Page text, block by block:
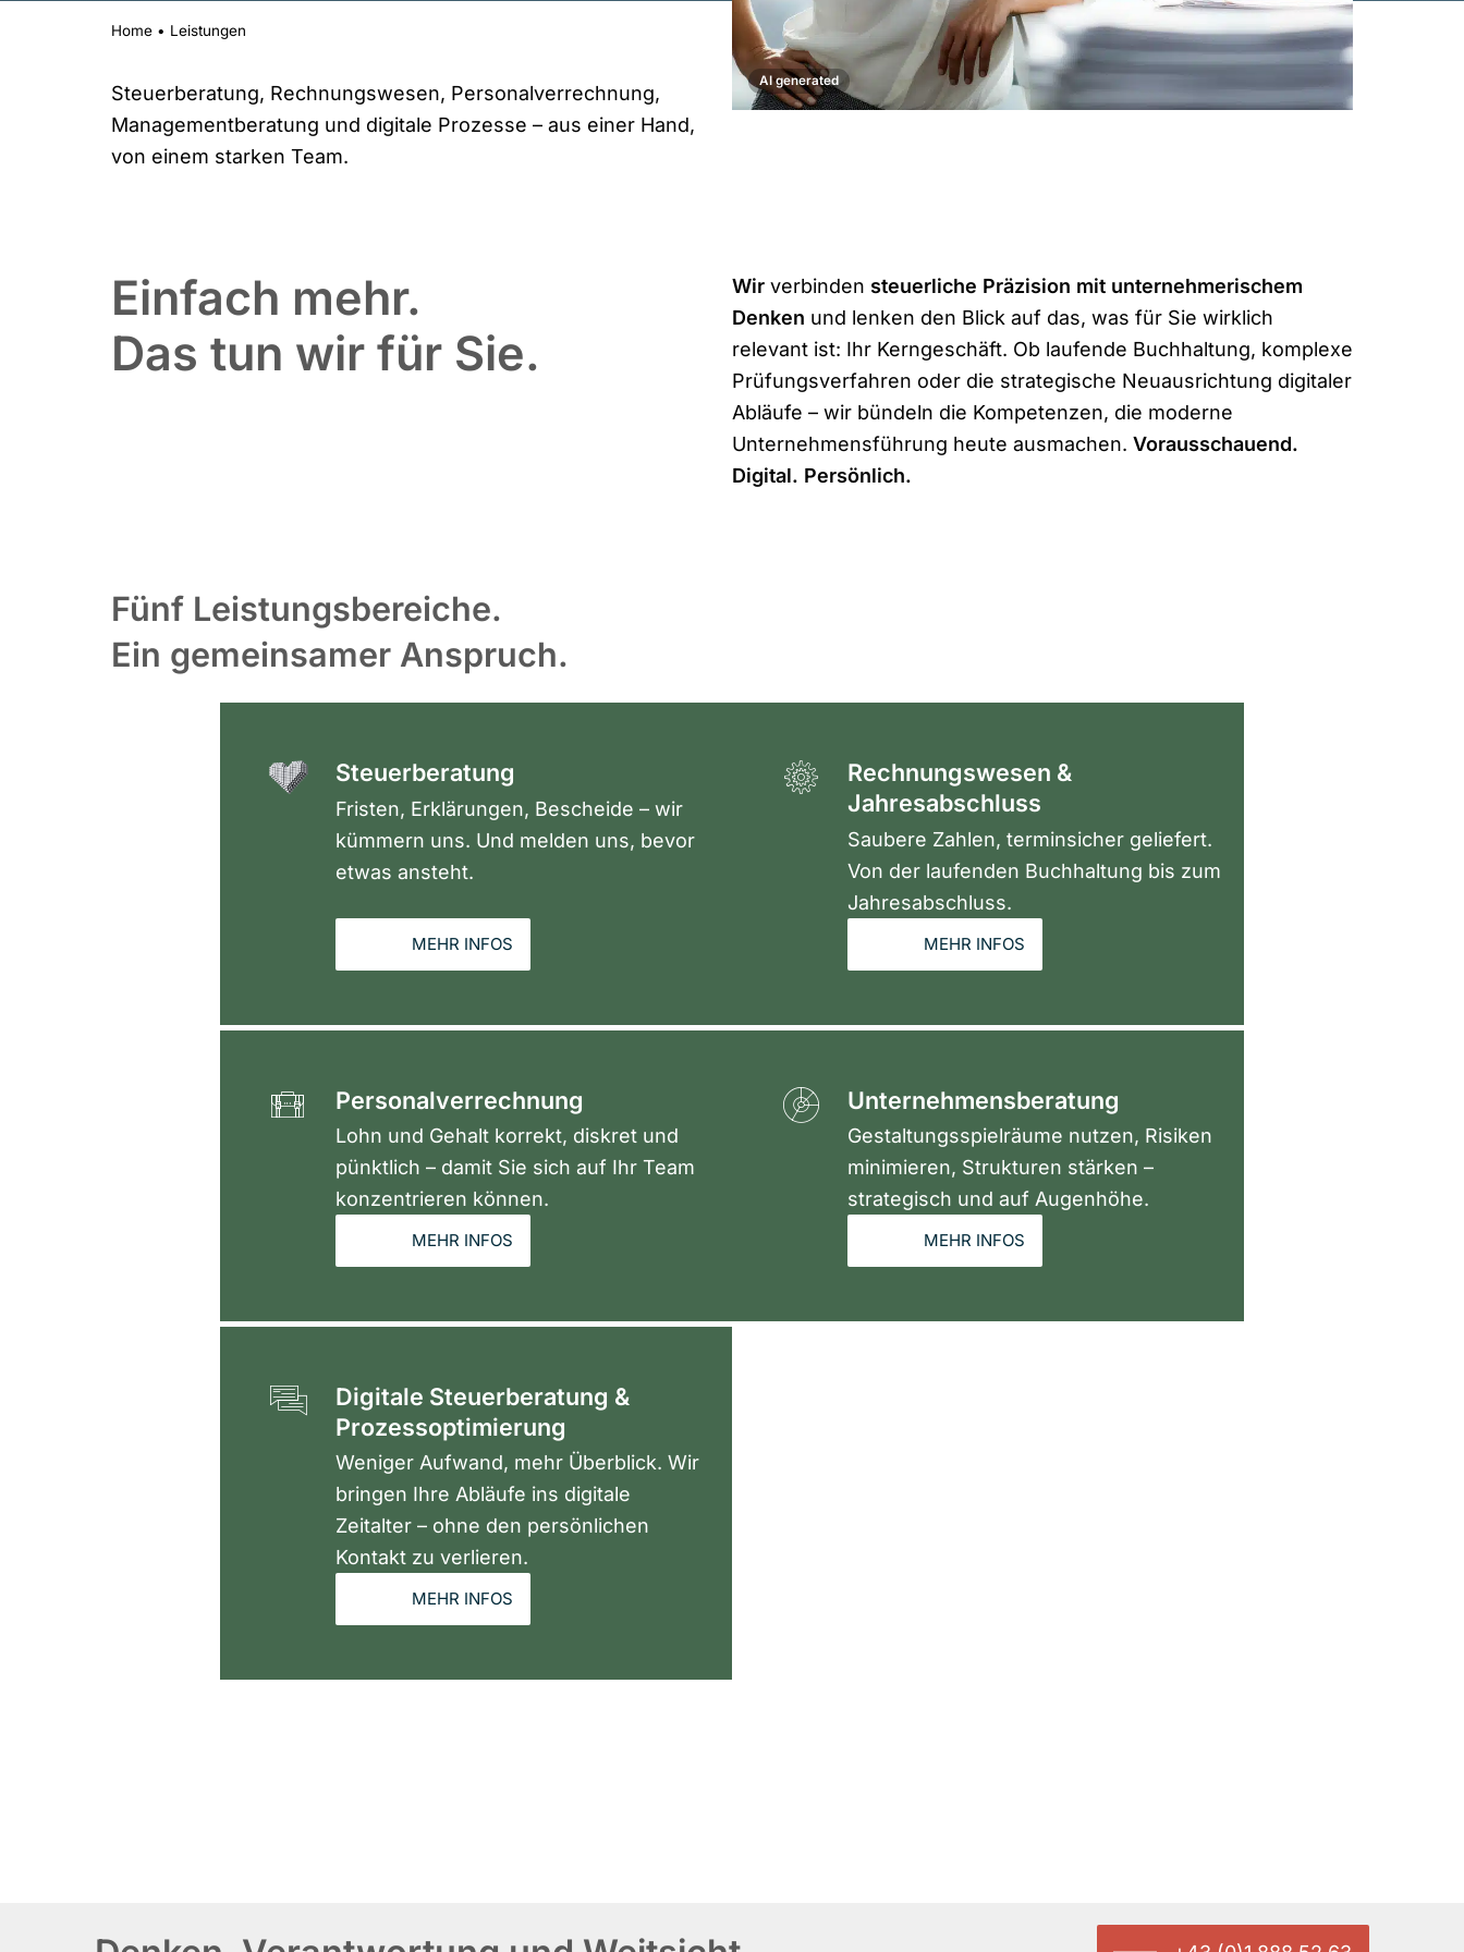
Home • Leistungen
AI generated
Steuerberatung, Rechnungswesen, Personalverrechnung,
Managementberatung und digitale Prozesse – aus einer Hand,
von einem starken Team.
Einfach mehr.
Das tun wir für Sie.
Wir verbinden steuerliche Präzision mit unternehmerischem
Denken und lenken den Blick auf das, was für Sie wirklich
relevant ist: Ihr Kerngeschäft. Ob laufende Buchhaltung, komplexe
Prüfungsverfahren oder die strategische Neuausrichtung digitaler
Abläufe – wir bündeln die Kompetenzen, die moderne
Unternehmensführung heute ausmachen. Vorausschauend.
Digital. Persönlich.
Fünf Leistungsbereiche.
Ein gemeinsamer Anspruch.
Steuerberatung
Fristen, Erklärungen, Bescheide – wir
kümmern uns. Und melden uns, bevor
etwas ansteht.
MEHR INFOS
Rechnungswesen &
Jahresabschluss
Saubere Zahlen, terminsicher geliefert.
Von der laufenden Buchhaltung bis zum
Jahresabschluss.
MEHR INFOS
Personalverrechnung
Lohn und Gehalt korrekt, diskret und
pünktlich – damit Sie sich auf Ihr Team
konzentrieren können.
MEHR INFOS
Unternehmensberatung
Gestaltungsspielräume nutzen, Risiken
minimieren, Strukturen stärken –
strategisch und auf Augenhöhe.
MEHR INFOS
Digitale Steuerberatung &
Prozessoptimierung
Weniger Aufwand, mehr Überblick. Wir
bringen Ihre Abläufe ins digitale
Zeitalter – ohne den persönlichen
Kontakt zu verlieren.
MEHR INFOS